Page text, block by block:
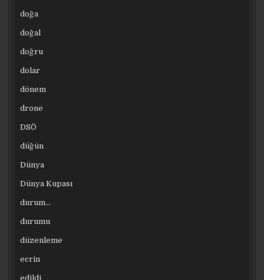
doğa
doğal
doğru
dolar
dönem
drone
DSÖ
düğün
Dünya
Dünya Kupası
durum…
durumu
düzenleme
ecrin
edildi